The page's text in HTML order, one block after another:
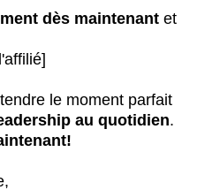
dès maintenant et
le moment parfait
au quotidien.